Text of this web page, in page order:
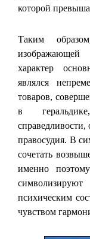
которой
Таким
изображающей
характер
являлся
товаров,
в
справедливости,
правосудия. В
сочетать
именно
психическим
чувством